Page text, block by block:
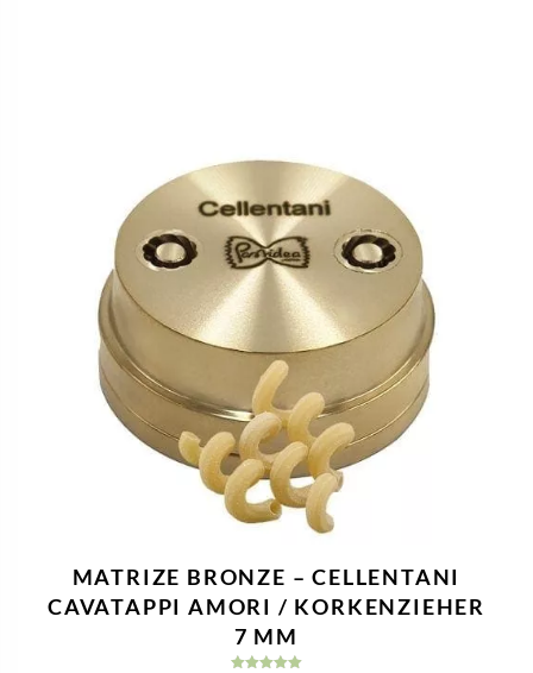
MATRIZE BRONZE – CELLENTANI
CAVATAPPI AMORI / KORKENZIEHER
7 MM